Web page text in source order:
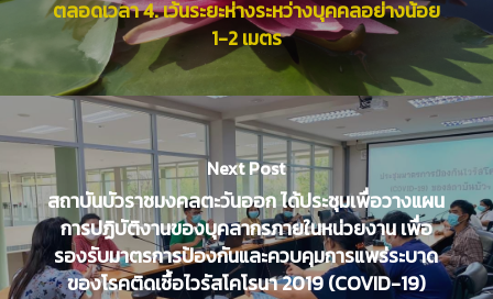
ตลอดเวลา 4. เว้นระยะห่างระหว่างบุคคลอย่างน้อย
1-2 เมตร
Next Post
สถาบันบัวราชมงคลตะวันออก ได้ประชุมเพื่อวางแผน
การปฏิบัติงานของบุคลากรภายในหน่วยงาน เพื่อ
รองรับมาตรการป้องกันและควบคุมการแพร่ระบาด
ของโรคติดเชื้อไวรัสโคโรนา 2019 (COVID-19)